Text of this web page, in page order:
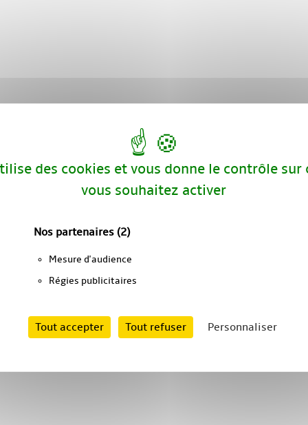
des cookies et vous donne le contrôle sur
vous souhaitez activer
Nos partenaires (2)
Mesure d'audience
Régies publicitaires
Tout accepter Tout refuser Personnaliser